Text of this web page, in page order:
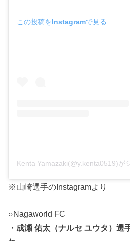
この投稿をInstagramで見る
Kenta Yamazaki(@y.kenta0519)が
※山崎選手のInstagramより
○Nagaworld FC
・成瀬 佑太（ナルセ ユウタ）選